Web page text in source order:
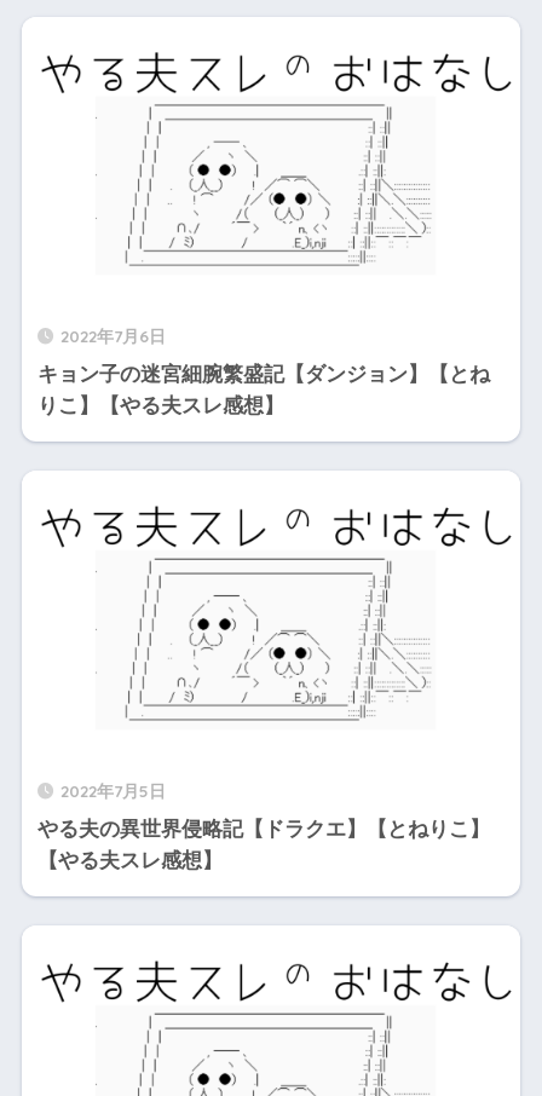
2022年7月6日
キョン子の迷宮細腕繁盛記【ダンジョン】【とね
りこ】【やる夫スレ感想】
2022年7月5日
やる夫の異世界侵略記【ドラクエ】【とねりこ】
【やる夫スレ感想】